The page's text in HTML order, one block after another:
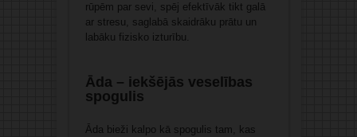
rūpēm par sevi, spēj efektīvāk tikt galā
ar stresu, saglabā skaidrāku prātu un
labāku fizisko izturību.
Āda – iekšējās veselības
spogulis
Āda bieži kalpo kā spogulis tam, kas